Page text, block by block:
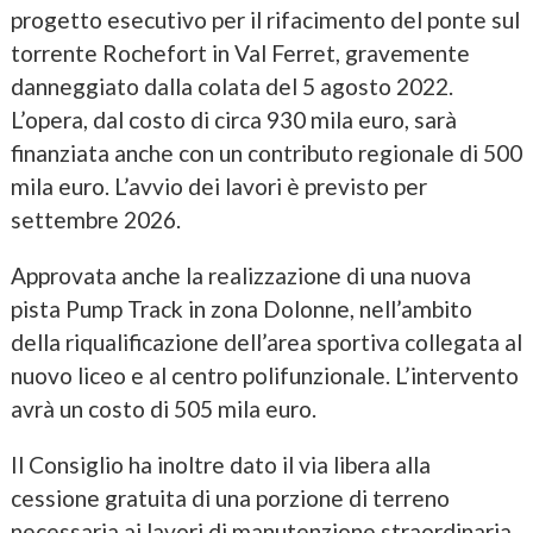
progetto esecutivo per il rifacimento del ponte sul
torrente Rochefort in Val Ferret, gravemente
danneggiato dalla colata del 5 agosto 2022.
L’opera, dal costo di circa 930 mila euro, sarà
finanziata anche con un contributo regionale di 500
mila euro. L’avvio dei lavori è previsto per
settembre 2026.
Approvata anche la realizzazione di una nuova
pista Pump Track in zona Dolonne, nell’ambito
della riqualificazione dell’area sportiva collegata al
nuovo liceo e al centro polifunzionale. L’intervento
avrà un costo di 505 mila euro.
Il Consiglio ha inoltre dato il via libera alla
cessione gratuita di una porzione di terreno